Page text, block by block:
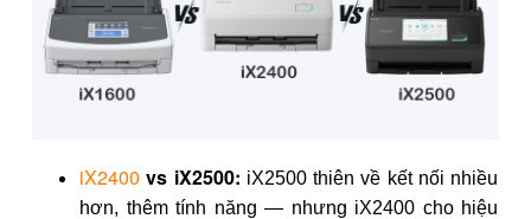
iX2400 vs iX2500: iX2500 thiên về kết nối nhiều
hơn, thêm tính năng — nhưng iX2400 cho hiệu